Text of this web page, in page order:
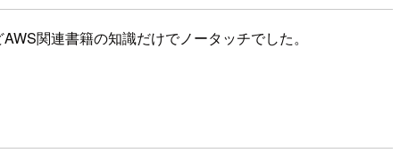
関連書籍の知識だけでノータッチでした。